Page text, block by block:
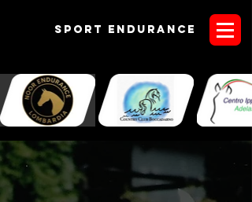
Sport endurANCE